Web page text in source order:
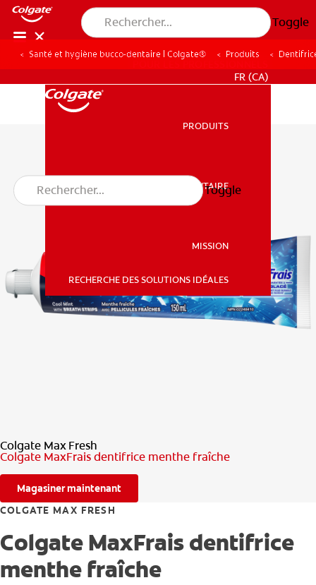
Toggle
SANTÉ BUCCO-DENTAIRE
MISSION
FR (CA)
PRODUITS
SANTÉ BUCCO-DENTAIRE
MISSION
RECHERCHE DES SOLUTIONS IDÉALES
Toggle
Santé et hygiène bucco-dentaire | Colgate® Produits
Colgate Max Fresh
Colgate MaxFrais dentifrice menthe fraîche
Magasiner maintenant
COLGATE MAX FRESH
Colgate MaxFrais dentifrice
menthe fraîche